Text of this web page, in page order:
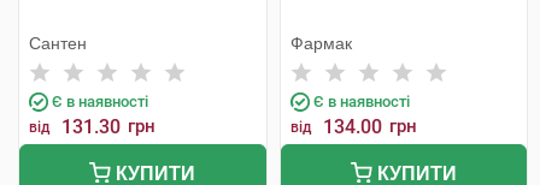
Сантен
Є в наявності
від 131.30 грн
КУПИТИ
Фармак
Є в наявності
від 134.00 грн
КУПИТИ